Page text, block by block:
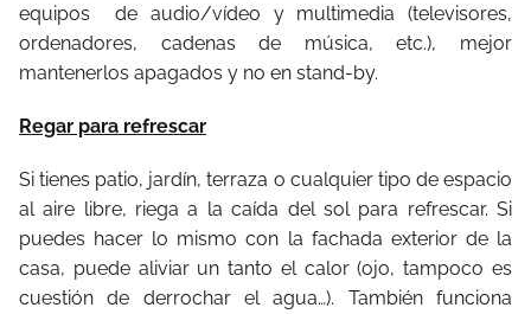
equipos
de audio/vídeo y multimedia (televisores,
ordenadores, cadenas de música, etc.), mejor
mantenerlos apagados y no en stand-by.
Regar para refrescar
Si tienes patio, jardín, terraza o cualquier tipo de espacio
al aire libre, riega a la caída del sol para refrescar. Si
puedes hacer lo mismo con la fachada exterior de la
casa, puede aliviar un tanto el calor (ojo, tampoco es
cuestión de derrochar el agua…). También funciona